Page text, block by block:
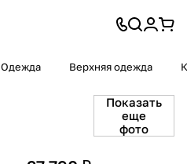
Одежда Верхняя одежда
Показать
еще
фото